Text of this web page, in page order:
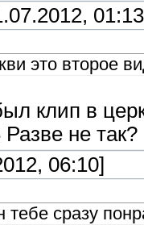
это второе
клип в
Разве не так?
06:10]
сразу